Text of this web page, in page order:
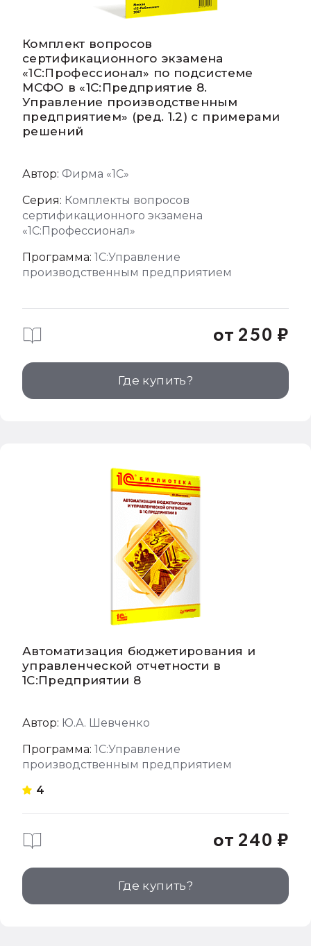
Комплект вопросов
сертификационного экзамена
«1С:Профессионал» по подсистеме
МСФО в «1С:Предприятие 8.
Управление производственным
предприятием» (ред. 1.2) с примерами
решений
Автор: Фирма «1С»
Серия: Комплекты вопросов
сертификационного экзамена
«1С:Профессионал»
Программа: 1С:Управление
производственным предприятием
от 250 ₽
Где купить?
Автоматизация бюджетирования и
управленческой отчетности в
1С:Предприятии 8
Автор: Ю.А. Шевченко
Программа: 1С:Управление
производственным предприятием
4
от 240 ₽
Где купить?